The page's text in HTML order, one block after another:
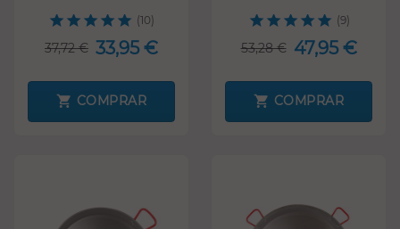
(10)
37,72 € 33,95 €
COMPRAR
(9)
53,28 € 47,95 €
COMPRAR